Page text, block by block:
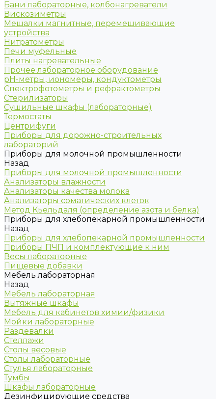
Бани лабораторные, колбонагреватели
Вискозиметры
Мешалки магнитные, перемешивающие
устройства
Нитратометры
Печи муфельные
Плиты нагревательные
Прочее лабораторное оборудование
рН-метры, иономеры, кондуктометры
Спектрофотометры и рефрактометры
Стерилизаторы
Сушильные шкафы (лабораторные)
Термостаты
Центрифуги
Приборы для дорожно-строительных
лабораторий
Приборы для молочной промышленности
Назад
Приборы для молочной промышленности
Анализаторы влажности
Анализаторы качества молока
Анализаторы соматических клеток
Метод Кьельдаля (определение азота и белка)
Приборы для хлебопекарной промышленности
Назад
Приборы для хлебопекарной промышленности
Приборы ПЧП и комплектующие к ним
Весы лабораторные
Пищевые добавки
Мебель лабораторная
Назад
Мебель лабораторная
Вытяжные шкафы
Мебель для кабинетов химии/физики
Мойки лабораторные
Раздевалки
Стеллажи
Столы весовые
Столы лабораторные
Стулья лабораторные
Тумбы
Шкафы лабораторные
Дезинфицирующие средства